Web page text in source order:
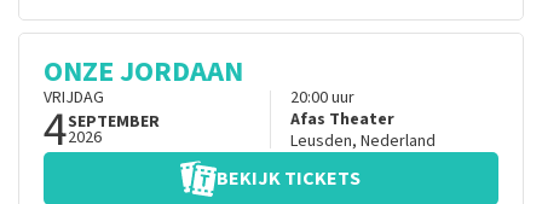
ONZE JORDAAN
VRIJDAG
4SEPTEMBER
2026
20:00uur
Afas Theater
Leusden, Nederland
BEKIJK TICKETS